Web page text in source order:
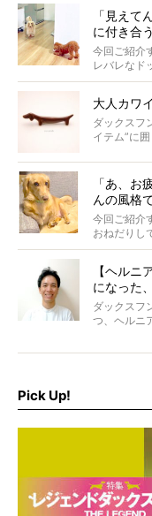
「見えて
に付き合
今回ご紹介
レバレなド
と違う事態
大人カワ
ダックスフ
イテム”に
ムをご紹介
「あ、お
んの風格
今回ご紹介
おねだりし
今にも言葉
【ヘルニ
になった
ダックスフ
つ、ヘルニ
特集『ヘ
を点滴投
Pick Up!